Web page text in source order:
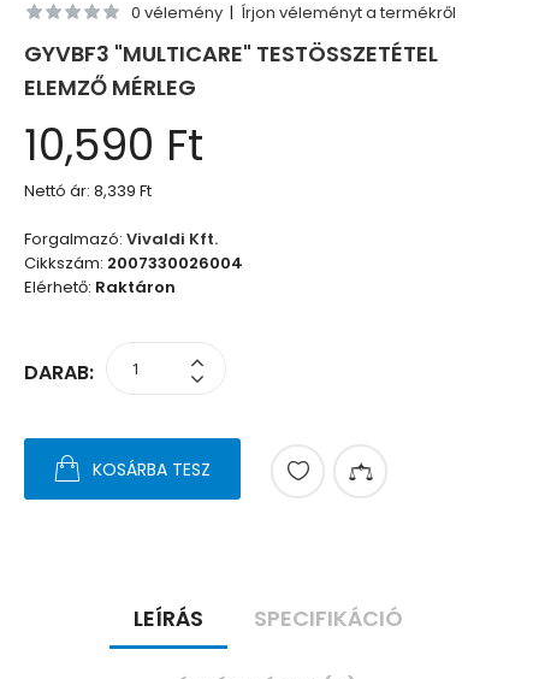
0 vélemény | Írjon véleményt a termékről
GYVBF3 "MULTICARE" TESTÖSSZETÉTEL
ELEMZŐ MÉRLEG
10,590 Ft
Nettó ár: 8,339 Ft
Forgalmazó: Vivaldi Kft.
Cikkszám: 2007330026004
Elérhető: Raktáron
DARAB:
KOSÁRBA TESZ
LEÍRÁS SPECIFIKÁCIÓ